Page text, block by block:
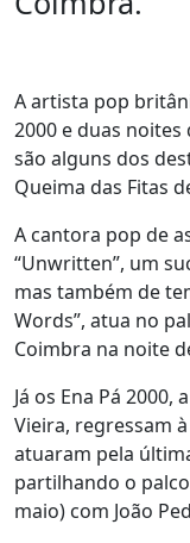
A artista pop
2000 e duas noites
são alguns dos
Queima das Fitas
A cantora pop de
“Unwritten”, um
mas também de
Words”, atua no
Coimbra na noite
Já os Ena Pá
Vieira, regressam
atuaram pela
partilhando o
maio) com João